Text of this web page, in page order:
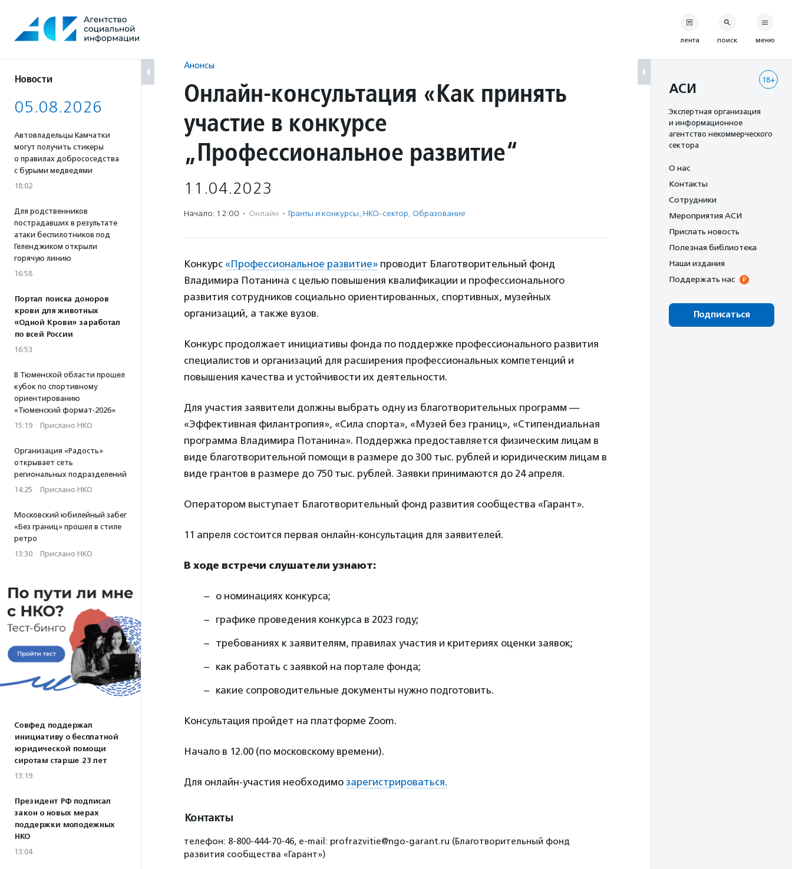
содержанию
Новости
05.08.2026
Автовладельцы Камчатки
могут получить стикеры
о правилах добрососедства
с бурыми медведями
18:02
Для родственников
пострадавших в результате
атаки беспилотников под
Геленджиком открыли
горячую линию
16:58
Портал поиска доноров
крови для животных
«Одной Крови» заработал
по всей России
16:53
В Тюменской области прошел
кубок по спортивному
ориентированию
«Тюменский формат-2026»
15:19 · Прислано НКО
Организация «Радость»
открывает сеть
региональных подразделений
14:25 · Прислано НКО
Московский юбилейный забег
«Без границ» прошел в стиле
ретро
13:30 · Прислано НКО
Совфед поддержал
инициативу о бесплатной
юридической помощи
сиротам старше 23 лет
13:19
Президент РФ подписал
закон о новых мерах
поддержки молодежных
НКО
13:04
Анонсы
Онлайн-консультация «Как принять
участие в конкурсе
„Профессиональное развитие“
11.04.2023
Начало: 12:00 · Онлайн · Гранты и конкурсы, НКО-сектор, Образование
Конкурс «Профессиональное развитие» проводит Благотворительный фонд
Владимира Потанина с целью повышения квалификации и профессионального
развития сотрудников социально ориентированных, спортивных, музейных
организаций, а также вузов.
Конкурс продолжает инициативы фонда по поддержке профессионального развития
специалистов и организаций для расширения профессиональных компетенций и
повышения качества и устойчивости их деятельности.
Для участия заявители должны выбрать одну из благотворительных программ —
«Эффективная филантропия», «Сила спорта», «Музей без границ», «Стипендиальная
программа Владимира Потанина». Поддержка предоставляется физическим лицам в
виде благотворительной помощи в размере до 300 тыс. рублей и юридическим лицам в
виде грантов в размере до 750 тыс. рублей. Заявки принимаются до 24 апреля.
Оператором выступает Благотворительный фонд развития сообщества «Гарант».
11 апреля состоится первая онлайн-консультация для заявителей.
В ходе встречи слушатели узнают:
о номинациях конкурса;
графике проведения конкурса в 2023 году;
требованиях к заявителям, правилах участия и критериях оценки заявок;
как работать с заявкой на портале фонда;
какие сопроводительные документы нужно подготовить.
Консультация пройдет на платформе Zoom.
Начало в 12.00 (по московскому времени).
Для онлайн-участия необходимо зарегистрироваться.
Контакты
телефон: 8-800-444-70-46, e-mail: profrazvitie@ngo-garant.ru (Благотворительный фонд
развития сообщества «Гарант»)
лента поиск меню
18+
АСИ
Экспертная организация
и информационное
агентство некоммерческого
сектора
О нас
Контакты
Сотрудники
Мероприятия АСИ
Прислать новость
Полезная библиотека
Наши издания
Поддержать нас
Подписаться